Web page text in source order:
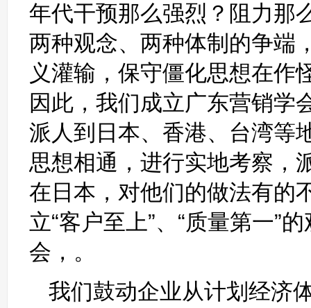
年代干预那么强烈？阻力那
两种观念、两种体制的争端
义灌输，保守僵化思想在作
因此，我们成立广东营销学
派人到日本、香港、台湾等
思想相通，进行实地考察，
在日本，对他们的做法有的
立“客户至上”、“质量第一”
会，。
我们鼓动企业从计划经济